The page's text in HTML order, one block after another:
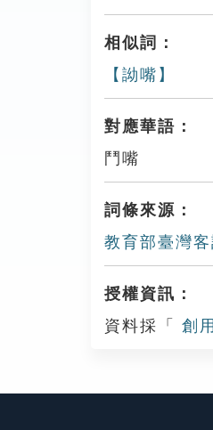
相似詞：
【詏嘴】
對應華語：
鬥嘴
詞條來源：
教育部臺灣
授權資訊：
資料採「
創